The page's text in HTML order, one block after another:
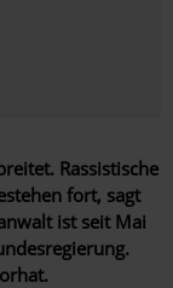
Rassistische
fort, sagt
ist seit Mai